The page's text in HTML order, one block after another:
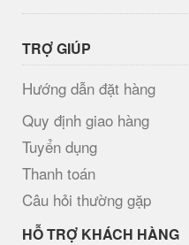
TRỢ GIÚP
Hướng dẫn đặt hàng
Quy định giao hàng
Tuyển dụng
Thanh toán
Câu hỏi thường gặp
HỖ TRỢ KHÁCH HÀNG